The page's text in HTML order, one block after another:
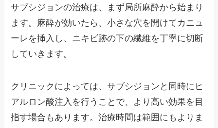
サブシジョンの治療は、まず局所麻酔から始まり
ます。麻酔が効いたら、小さな穴を開けてカニュ
ーレを挿入し、ニキビ跡の下の繊維を丁寧に切断
していきます。
クリニックによっては、サブシジョンと同時にヒ
アルロン酸注入を行うことで、より高い効果を目
指す場合もあります。治療時間は範囲にもよりま